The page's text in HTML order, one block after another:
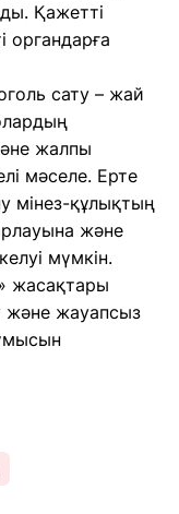
Қажетті
органдарға
сату – жай
жалпы
мәселе. Ерте
мінез-құлықтың
және
мүмкін.
жасақтары
және жауапсыз